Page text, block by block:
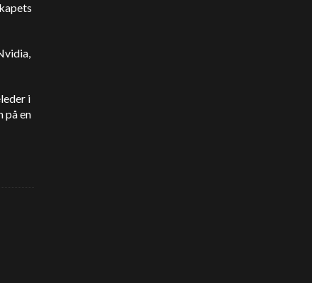
i
på en